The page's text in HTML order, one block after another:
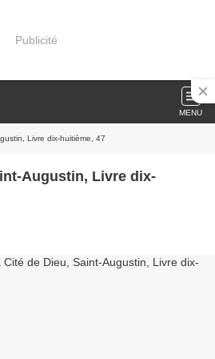
Publicité
MENU
Livre dix-huitième, 47
Augustin, Livre dix-